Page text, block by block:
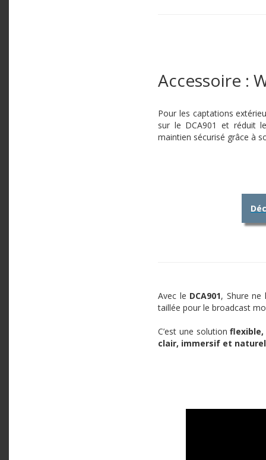
Accessoire :
Pour les captations
sur le DCA901 et réduit
maintien sécurisé grâce à
Avec le DCA901, Shure
taillée pour le broadcast
C’est une solutionflexible,
clair, immersif et